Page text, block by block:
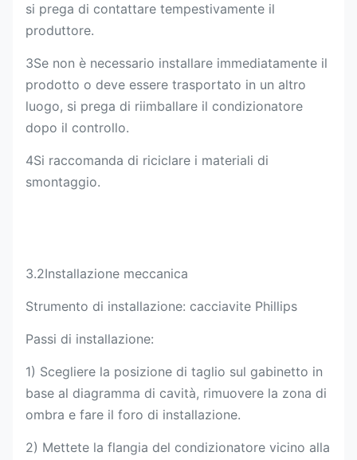
si prega di contattare tempestivamente il
produttore.
3Se non è necessario installare immediatamente il
prodotto o deve essere trasportato in un altro
luogo, si prega di riimballare il condizionatore
dopo il controllo.
4Si raccomanda di riciclare i materiali di
smontaggio.
3.2Installazione meccanica
Strumento di installazione: cacciavite Phillips
Passi di installazione:
1) Scegliere la posizione di taglio sul gabinetto in
base al diagramma di cavità, rimuovere la zona di
ombra e fare il foro di installazione.
2) Mettete la flangia del condizionatore vicino alla